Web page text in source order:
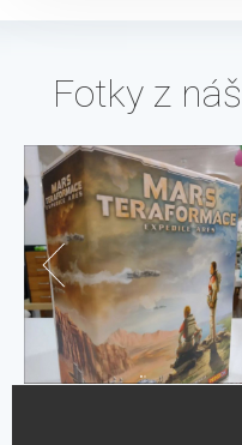
Fotky z